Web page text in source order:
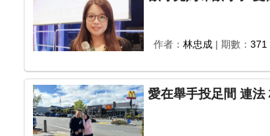
作者： 林忠成 | 期數： 371